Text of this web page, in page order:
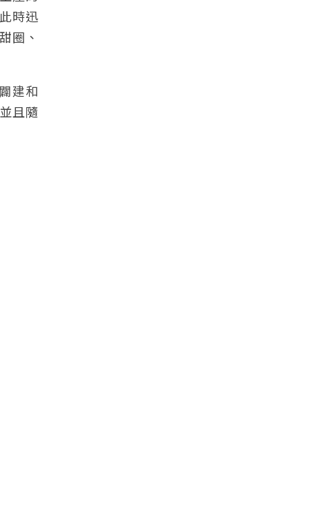
時迅
圈、
建和
且隨